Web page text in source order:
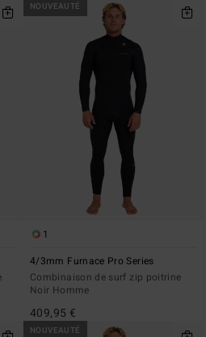
NOUVEAUTÉ
1
4/3mm Furnace Pro Series
Combinaison de surf zip poitrine
Noir Homme
409,95 €
NOUVEAUTÉ